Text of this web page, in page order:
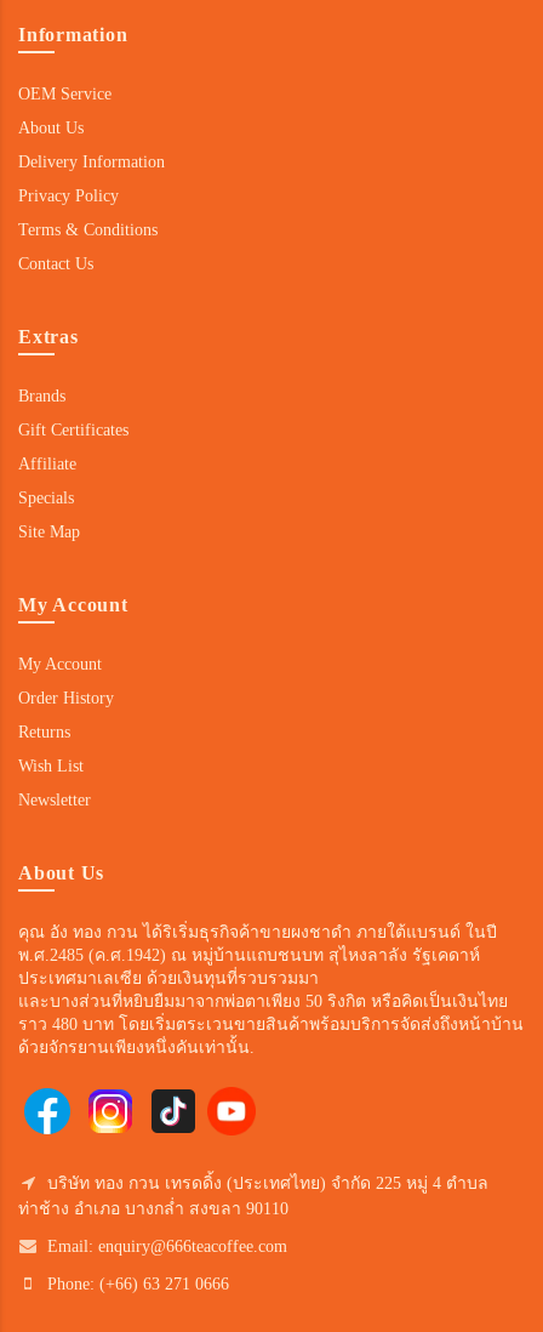
Information
OEM Service
About Us
Delivery Information
Privacy Policy
Terms & Conditions
Contact Us
Extras
Brands
Gift Certificates
Affiliate
Specials
Site Map
My Account
My Account
Order History
Returns
Wish List
Newsletter
About Us
คุณ อัง ทอง กวน ได้ริเริ่มธุรกิจค้าขายผงชาดำ ภายใต้แบรนด์ ในปี
พ.ศ.2485 (ค.ศ.1942) ณ หมู่บ้านแถบชนบท สุไหงลาลัง รัฐเคดาห์
ประเทศมาเลเซีย ด้วยเงินทุนที่รวบรวมมา
และบางส่วนที่หยิบยืมมาจากพ่อตาเพียง 50 ริงกิต หรือคิดเป็นเงินไทย
ราว 480 บาท โดยเริ่มตระเวนขายสินค้าพร้อมบริการจัดส่งถึงหน้าบ้าน
ด้วยจักรยานเพียงหนึ่งคันเท่านั้น.
บริษัท ทอง กวน เทรดดิ้ง (ประเทศไทย) จำกัด 225 หมู่ 4 ตำบล
ท่าช้าง อำเภอ บางกล่ำ สงขลา 90110
Email: enquiry@666teacoffee.com
Phone: (+66) 63 271 0666